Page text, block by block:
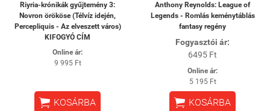
Riyria-krónikák gyűjtemény 3:
Novron örököse (Télvíz idején,
Percepliquis - Az elveszett város)
KIFOGYÓ CÍM
Online ár:
9 995 Ft
 KOSÁRBA
Anthony Reynolds: League of
Legends - Romlás keménytáblás
fantasy regény
Fogyasztói ár:
6495 Ft
Online ár:
5 195 Ft
 KOSÁRBA